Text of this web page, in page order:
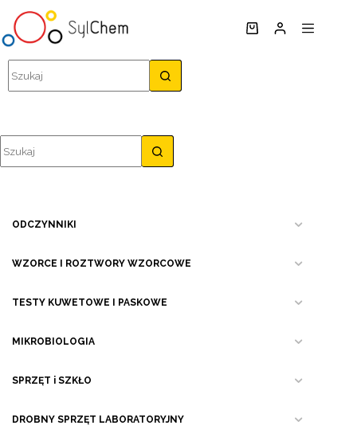
do
treści
Koszyk
wyników
wyników
ODCZYNNIKI
WZORCE I ROZTWORY WZORCOWE
TESTY KUWETOWE I PASKOWE
MIKROBIOLOGIA
SPRZĘT i SZKŁO
DROBNY SPRZĘT LABORATORYJNY